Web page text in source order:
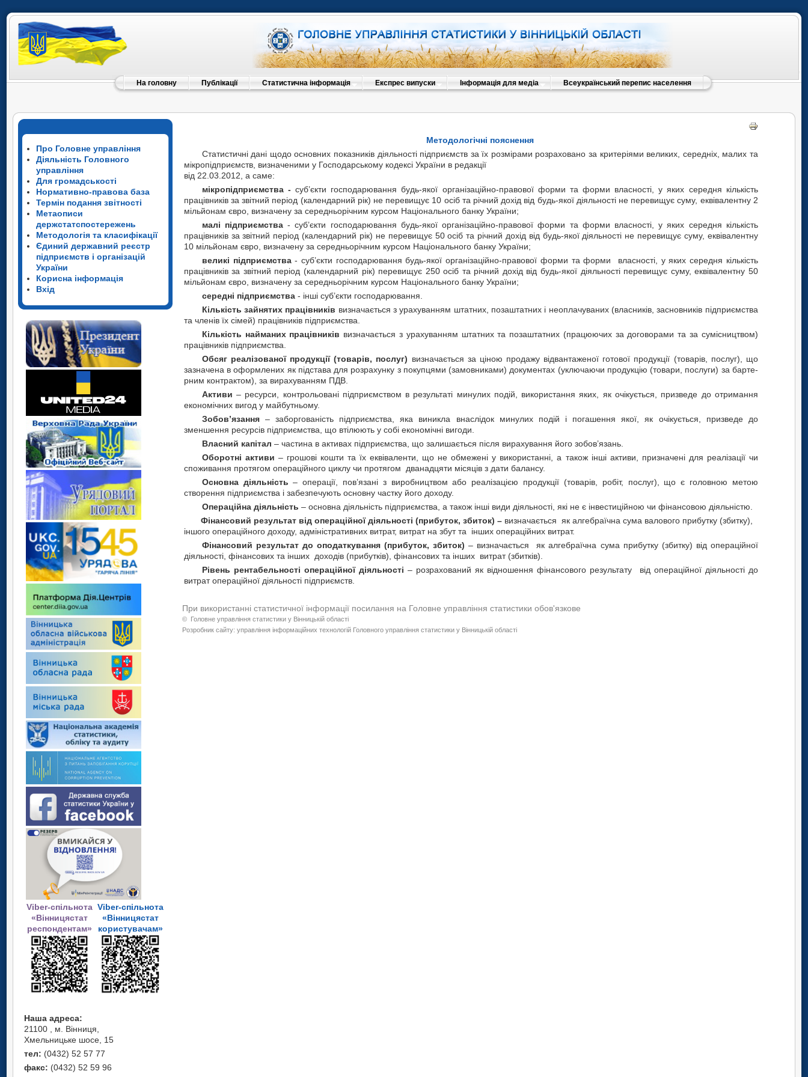
На головну Публікації Статистична інформація Експрес випуски Інформація для медіа Всеукраїнський перепис населення
Про Головне управління
Діяльність Головного
управління
Для громадськості
Нормативно-правова база
Термін подання звітності
Метаописи
держстатспостережень
Методологія та класифікації
Єдиний державний реєстр
підприємств і організацій
України
Корисна інформація
Вхід
Viber-спільнота
«Вінницястат
респондентам»
Viber-спільнота
«Вінницястат
користувачам»
Наша адреса:
21100 , м. Вінниця,
Хмельницьке шосе, 15
тел: (0432) 52 57 77
факс: (0432) 52 59 96
Методологічні пояснення
Статистичні дані щодо основних показників діяльності підприємств за їх розмірами розраховано за критеріями великих, середніх, малих та
мікропідприємств, визначеними у Господарському кодексі України в редакції
від 22.03.2012, а саме:
мікропідприємства -суб’єкти господарювання будь-якої організаційно-правової форми та форми власності, у яких середня кількість
працівників за звітний період (календарний рік) не перевищує 10 осіб та річний дохід від будь-якої діяльності не перевищує суму, еквівалентну 2
мільйонам євро, визначену за середньорічним курсом Національного банку України;
малі підприємства - суб’єкти господарювання будь-якої організаційно-правової форми та форми власності, у яких середня кількість
працівників за звітний період (календарний рік) не перевищує 50 осіб та річний дохід від будь-якої діяльності не перевищує суму, еквівалентну
10 мільйонам євро, визначену за середньорічним курсом Національного банку України;
великі підприємства- суб’єкти господарювання будь-якої організаційно-правової форми та форми власності, у яких середня кількість
працівників за звітний період (календарний рік) перевищує 250 осіб та річний дохід від будь-якої діяльності перевищує суму, еквівалентну 50
мільйонам євро, визначену за середньорічним курсом Національного банку України;
середні підприємства- інші суб’єкти господарювання.
Кі­ль­кість за­йня­тих пра­ців­ни­ків визна­ча­єть­ся з ура­ху­ван­ням шта­т­них, позашта­т­них і не­опла­чу­ва­них (вла­с­ни­ків, за­сно­в­ни­ків під­приєм­с­т­ва
та чле­нів їх сімей) пра­ців­ни­ків під­при­єм­с­т­ва.
Кі­ль­кість на­й­ма­них пра­ців­ни­ків визна­ча­єть­ся з ура­ху­ван­ням шта­т­них та позашта­т­них (пра­цю­ю­чих за дого­во­ра­ми та за су­мі­с­ни­ц­т­вом)
пра­ців­ни­ків під­при­єм­с­т­ва.
Об­сяг ре­а­лі­зо­ва­ної про­ду­к­ції (товарів, по­слуг) ви­зна­ча­єть­ся за ці­ною про­да­жу відва­н­та­же­ної го­то­вої про­ду­к­ції (товарів, послуг), що
зазна­че­на в офо­р­м­ле­них як під­ста­ва для розра­ху­н­ку з по­ку­п­ця­ми (за­мов­ни­ка­ми) доку­ме­н­тах (уклю­ча­ю­чи про­ду­к­цію (товари, по­слу­ги) за ба­р­те­
р­ним ко­н­т­ра­к­том), за вирахуванням ПДВ.
Активи – ресурси, контрольовані підприємством в результаті минулих подій, використання яких, як очікується, призведе до отримання
економічних вигод у майбутньому.
Зобов’язання– заборгованість підприємства, яка виникла внаслідок минулих подій і погашення якої, як очікується, призведе до
зменшення ресурсів підприємства, що втілюють у собі економічні вигоди.
Власний капітал – частина в активах підприємства, що залишається після вирахування його зобов’язань.
Оборотні активи – грошові кошти та їх еквіваленти, що не обмежені у використанні, а також інші активи, призначені для реалізації чи
споживання протягом операційного циклу чи протягом дванадцяти місяців з дати балансу.
Основнадіяльність – операції, пов’язані з виробництвом або реалізацією продукції (товарів, робіт, послуг), що є головною метою
створення підприємства і забезпечують основну частку його доходу.
Операційна діяльність – основна діяльність підприємства, а також інші види діяльності, які не є інвестиційною чи фінансовою діяльністю.
Фінансовий результат від операційної діяльності (прибуток, збиток) – визначається як алгебраїчна сума валового прибутку (збитку),
іншого операційного доходу, адміністративних витрат, витрат на збут та інших операційних витрат.
Фінансовий результат до оподаткування (прибуток, збиток)– визначається як алгебраїчна сума прибутку (збитку) від операційної
діяльності, фінансових та інших доходів (прибутків), фінансових та інших витрат (збитків).
Рівень рентабельності операційної діяльності– розрахований як відношення фінансового результату від операційної діяльності до
витрат операційної діяльності підприємств.
При використанні статистичної інформації посилання на Головне управління статистики обов'язкове
© Головне управління статистики у Вінницькій області
Розробник сайту: управління інформаційних технологій Головного управління статистики у Вінницькій області